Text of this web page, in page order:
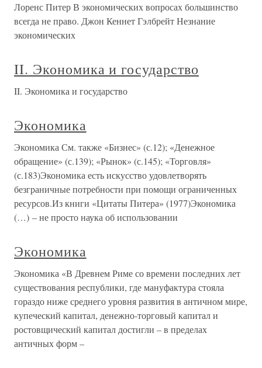
Лоренс Питер В экономических вопросах большинство
всегда не право. Джон Кеннет Гэлбрейт Незнание
экономических
II. Экономика и государство
II. Экономика и государство
Экономика
Экономика См. также «Бизнес» (с.12); «Денежное
обращение» (с.139); «Рынок» (с.145); «Торговля»
(с.183)Экономика есть искусство удовлетворять
безграничные потребности при помощи ограниченных
ресурсов.Из книги «Цитаты Питера» (1977)Экономика
(…) – не просто наука об использовании
Экономика
Экономика «В Древнем Риме со времени последних лет
существования республики, где мануфактура стояла
гораздо ниже среднего уровня развития в античном мире,
купеческий капитал, денежно-торговый капитал и
ростовщический капитал достигли – в пределах
античных форм –